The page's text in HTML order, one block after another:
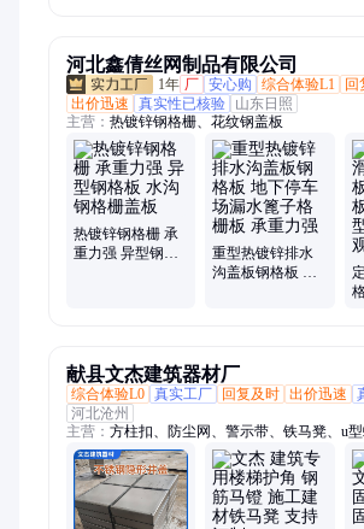
河北鑫倩丝网制品有限公司
1年 厂 安心购 综合体验L1
回
出价迅速
真实性已核验
山东日照
主营： 热镀锌钢格栅、花纹钢盖板
热镀锌钢格栅 承
重力强 异型钢格
重型热镀锌排水
沟盖板钢格板 地
献县文杰建筑器材厂
综合体验L0 真实工厂 回复及时 出价迅速
河北沧州
主营： 方柱扣、防尘网、警示带、铁马凳、u
杠、安全平网、钢板橡胶、雨水篦子、止水螺
型丝螺栓、楼梯护角筋、防护防坠网、脚手架
网、阻燃密目网、卡箍梁夹具、穿墙丝螺栓、
收口网、铸铁雨水井盖、镀锌预埋建筑、楼层